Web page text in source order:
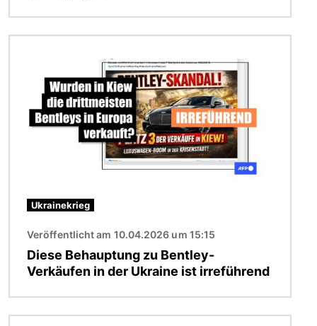
Ukrainekrieg
Veröffentlicht am 10.04.2026 um 15:15
Diese Behauptung zu Bentley-
Verkäufen in der Ukraine ist irreführend